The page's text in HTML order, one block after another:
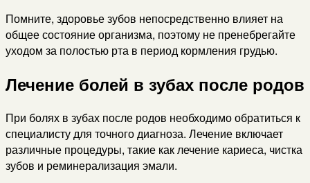
Помните, здоровье зубов непосредственно влияет на
общее состояние организма, поэтому не пренебрегайте
уходом за полостью рта в период кормления грудью.
Лечение болей в зубах после родов
При болях в зубах после родов необходимо обратиться к
специалисту для точного диагноза. Лечение включает
различные процедуры, такие как лечение кариеса, чистка
зубов и реминерализация эмали.